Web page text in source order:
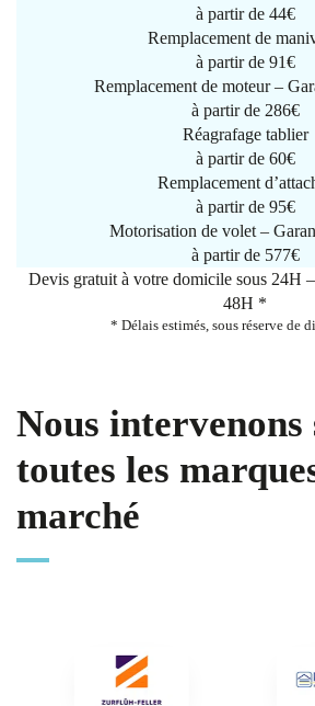
à partir de 44€
Remplacement de
à partir de 91€
Remplacement de moteur –
à partir de 286€
Réagrafage tablier
à partir de 60€
Remplacement
à partir de 95€
Motorisation de volet –
à partir de 577€
Devis gratuit à votre domicile sous 24H
48H *
* Délais estimés, sous réserve de
Nous intervenons
toutes les
marché